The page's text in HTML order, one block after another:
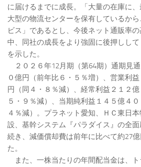
に届けるまでに成長。「大量の在庫に
大型の物流センターを保有しているか
ビス」であるとし、今後ネット通販率
中、同社の成長をより強固に後押しし
を示した。
２０２６年12月期（第64期）通期見
０億円（前年比６・５％増）、営業利
円（同４・８％減）、経常利益２１２
５・９％減）、当期純利益１４５億４０
４％減）。プラネット愛知、ＨＣ東日
設、基幹システム『パラダイス』の全
続き、減価償却費は前年に比べて約27
た。
また、一株当たりの年間配当金は、